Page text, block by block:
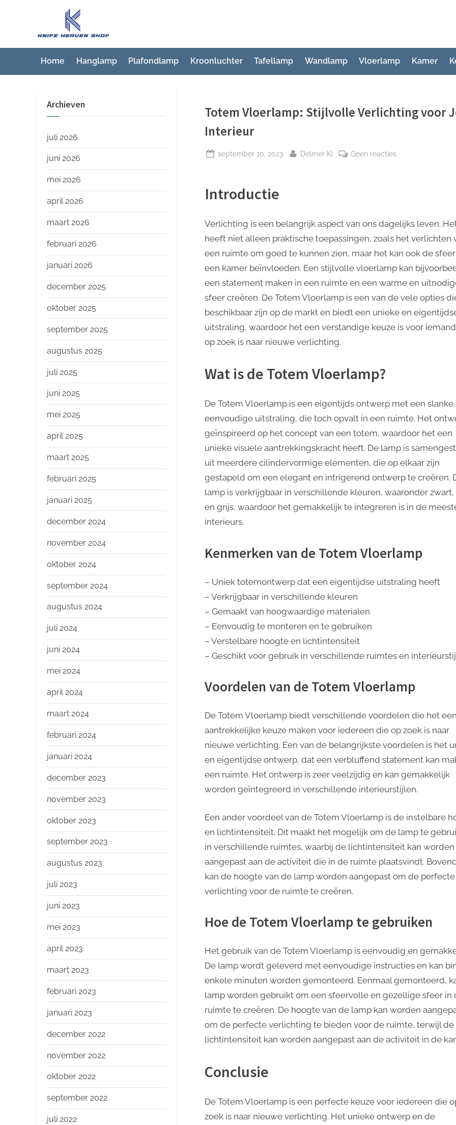
inhoud
K
n
i
f
e
h
Home Hanglamp Plafondlamp Kroonluchter Tafellamp Wandlamp Vloerlamp Kamer
Totem Vloerlamp: Stijlvolle Verlichting voor
Interieur
Geplaatst
september 10, 2023 Door
Delmer Ki Geen reacties
Jouw
Interieur
Introductie
Verlichting is een belangrijk aspect van ons dagelijks leven.
heeft niet alleen praktische toepassingen, zoals het verlichten
een ruimte om goed te kunnen zien, maar het kan ook de
een kamer beïnvloeden. Een stijlvolle vloerlamp kan
een statement maken in een ruimte en een warme en
sfeer creëren. De Totem Vloerlamp is een van de vele opties
beschikbaar zijn op de markt en biedt een unieke en
uitstraling, waardoor het een verstandige keuze is voor
op zoek is naar nieuwe verlichting.
Wat is de Totem Vloerlamp?
De Totem Vloerlamp is een eigentijds ontwerp met een slanke,
eenvoudige uitstraling, die toch opvalt in een ruimte. Het
geïnspireerd op het concept van een totem, waardoor het een
unieke visuele aantrekkingskracht heeft. De lamp is
uit meerdere cilindervormige elementen, die op elkaar zijn
gestapeld om een ​​elegant en intrigerend ontwerp te creëren.
lamp is verkrijgbaar in verschillende kleuren, waaronder
en grijs, waardoor het gemakkelijk te integreren is in de
interieurs.
Kenmerken van de Totem Vloerlamp
– Uniek totemontwerp dat een eigentijdse uitstraling heeft
– Verkrijgbaar in verschillende kleuren
– Gemaakt van hoogwaardige materialen
– Eenvoudig te monteren en te gebruiken
– Verstelbare hoogte en lichtintensiteit
– Geschikt voor gebruik in verschillende ruimtes en
Voordelen van de Totem Vloerlamp
De Totem Vloerlamp biedt verschillende voordelen die het een
aantrekkelijke keuze maken voor iedereen die op zoek is naar
nieuwe verlichting. Een van de belangrijkste voordelen is het
en eigentijdse ontwerp, dat een verbluffend statement kan
een ruimte. Het ontwerp is zeer veelzijdig en kan gemakkelijk
worden geïntegreerd in verschillende interieurstijlen.
Een ander voordeel van de Totem Vloerlamp is de instelbare
en lichtintensiteit. Dit maakt het mogelijk om de lamp te
in verschillende ruimtes, waarbij de lichtintensiteit kan worden
aangepast aan de activiteit die in de ruimte plaatsvindt.
kan de hoogte van de lamp worden aangepast om de perfecte
verlichting voor de ruimte te creëren.
Hoe de Totem Vloerlamp te gebruiken
Het gebruik van de Totem Vloerlamp is eenvoudig en
De lamp wordt geleverd met eenvoudige instructies en kan
enkele minuten worden gemonteerd. Eenmaal gemonteerd,
lamp worden gebruikt om een ​​sfeervolle en gezellige sfeer in
ruimte te creëren. De hoogte van de lamp kan worden
om de perfecte verlichting te bieden voor de ruimte, terwijl de
lichtintensiteit kan worden aangepast aan de activiteit in de
Conclusie
De Totem Vloerlamp is een perfecte keuze voor iedereen die
zoek is naar nieuwe verlichting. Het unieke ontwerp en de
Archieven
juli 2026
juni 2026
mei 2026
april 2026
maart 2026
februari 2026
januari 2026
december 2025
oktober 2025
september 2025
augustus 2025
juli 2025
juni 2025
mei 2025
april 2025
maart 2025
februari 2025
januari 2025
december 2024
november 2024
oktober 2024
september 2024
augustus 2024
juli 2024
juni 2024
mei 2024
april 2024
maart 2024
februari 2024
januari 2024
december 2023
november 2023
oktober 2023
september 2023
augustus 2023
juli 2023
juni 2023
mei 2023
april 2023
maart 2023
februari 2023
januari 2023
december 2022
november 2022
oktober 2022
september 2022
juli 2022